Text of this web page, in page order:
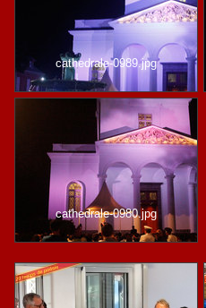
cathedrale-0989.jpg
cathedrale-0980.jpg